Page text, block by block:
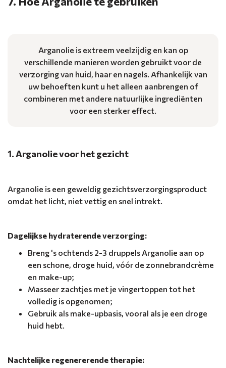
Arganolie is extreem veelzijdig en kan op
verschillende manieren worden gebruikt voor de
verzorging van huid, haar en nagels. Afhankelijk van
uw behoeften kunt u het alleen aanbrengen of
combineren met andere natuurlijke ingrediënten
voor een sterker effect.
1. Arganolie voor het gezicht
Arganolie is een geweldig gezichtsverzorgingsproduct
omdat het licht, niet vettig en snel intrekt.
Dagelijkse hydraterende verzorging:
Breng 's ochtends 2-3 druppels Arganolie aan op
een schone, droge huid, vóór de zonnebrandcrème
en make-up;
Masseer zachtjes met je vingertoppen tot het
volledig is opgenomen;
Gebruik als make-upbasis, vooral als je een droge
huid hebt.
Nachtelijke regenererende therapie: